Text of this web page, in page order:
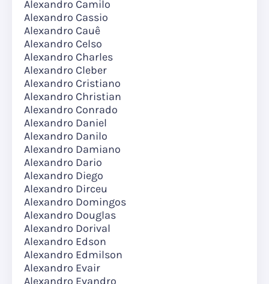
Alexandro Camilo
Alexandro Cassio
Alexandro Cauê
Alexandro Celso
Alexandro Charles
Alexandro Cleber
Alexandro Cristiano
Alexandro Christian
Alexandro Conrado
Alexandro Daniel
Alexandro Danilo
Alexandro Damiano
Alexandro Dario
Alexandro Diego
Alexandro Dirceu
Alexandro Domingos
Alexandro Douglas
Alexandro Dorival
Alexandro Edson
Alexandro Edmilson
Alexandro Evair
Alexandro Evandro